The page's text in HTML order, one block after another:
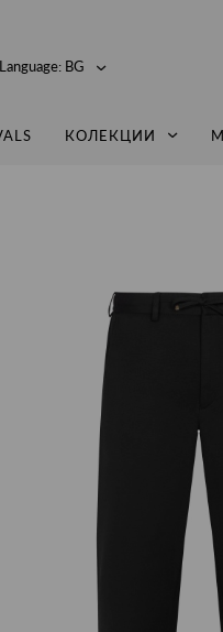
Language: BG
КОЛЕКЦИИ